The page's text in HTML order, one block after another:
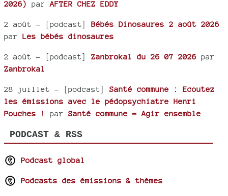
2026)
par AFTER CHEZ EDDY
2 août - [podcast] Bébés Dinosaures 2 août 2026
par Les bébés dinosaures
2 août - [podcast] Zanbrokal du 26 07 2026 par
Zanbrokal
28 juillet - [podcast] Santé commune : Ecoutez
les émissions avec le pédopsychiatre Henri
Pouches !
par Santé commune = Agir ensemble
PODCAST & RSS
Podcast global
Podcasts des émissions & thèmes